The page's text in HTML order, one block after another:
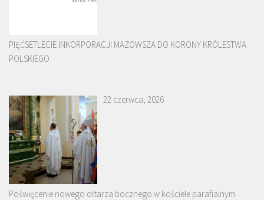
PIĘĆSETLECIE INKORPORACJI MAZOWSZA DO KORONY KRÓLESTWA
POLSKIEGO
22 czerwca, 2026
Poświęcenie nowego ołtarza bocznego w kościele parafialnym